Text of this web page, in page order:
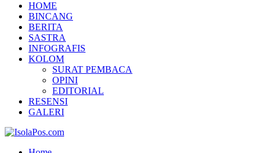
HOME
BINCANG
BERITA
SASTRA
INFOGRAFIS
KOLOM
SURAT PEMBACA
OPINI
EDITORIAL
RESENSI
GALERI